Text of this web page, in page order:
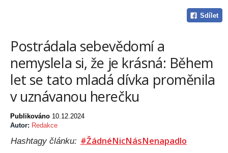
Sdílet
Postrádala sebevědomí a
nemyslela si, že je krásná: Během
let se tato mladá dívka proměnila
v uznávanou herečku
Publikováno 10.12.2024
Autor: Redakce
Hashtagy článku: #ŽádnéNicNásNenapadlo